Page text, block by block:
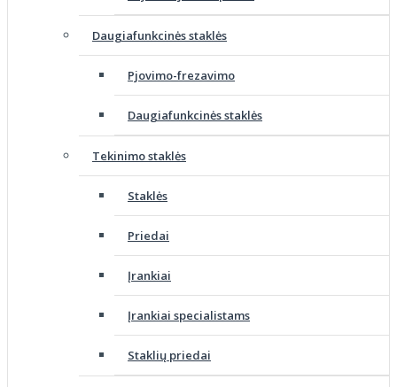
Daugiafunkcinės staklės
Pjovimo-frezavimo
Daugiafunkcinės staklės
Tekinimo staklės
Staklės
Priedai
Įrankiai
Įrankiai specialistams
Staklių priedai